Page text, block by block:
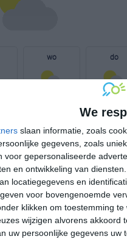
We
slaan informatie, zoals
gegevens, zoals
voor gepersonaliseerde
en ontwikkeling van diensten.
locatiegegevens en
voor bovengenoemde
klikken om toestemming
wijzigen alvorens akkoord
uw persoonlijke gegevens
wo do
24°C 22°C
02:00 05:00
02:00 05:00